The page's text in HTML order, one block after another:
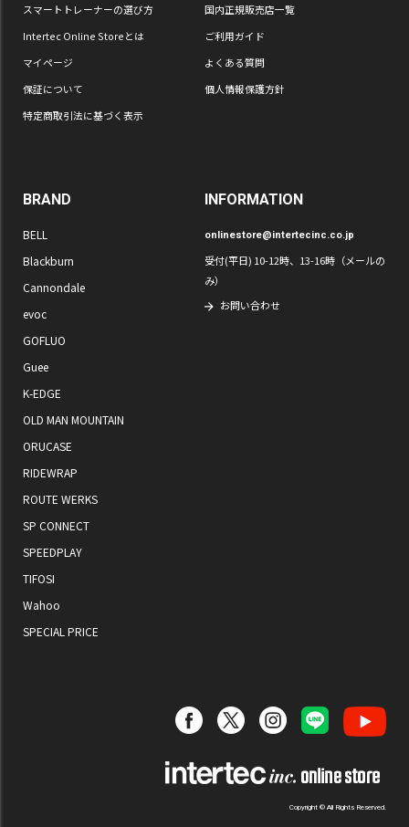
スマートトレーナーの選び方
国内正規販売店一覧
Intertec Online Storeとは
ご利用ガイド
マイページ
よくある質問
保証について
個人情報保護方針
特定商取引法に基づく表示
BRAND
BELL
Blackburn
Cannondale
evoc
GOFLUO
Guee
K-EDGE
OLD MAN MOUNTAIN
ORUCASE
RIDEWRAP
ROUTE WERKS
SP CONNECT
SPEEDPLAY
TIFOSI
Wahoo
SPECIAL PRICE
INFORMATION
onlinestore@intertecinc.co.jp
受付(平日) 10-12時、13-16時（メールの
み）
お問い合わせ
Copyright © All Rights Reserved.